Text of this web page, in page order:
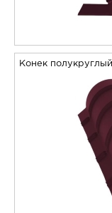
Конек полукруглый